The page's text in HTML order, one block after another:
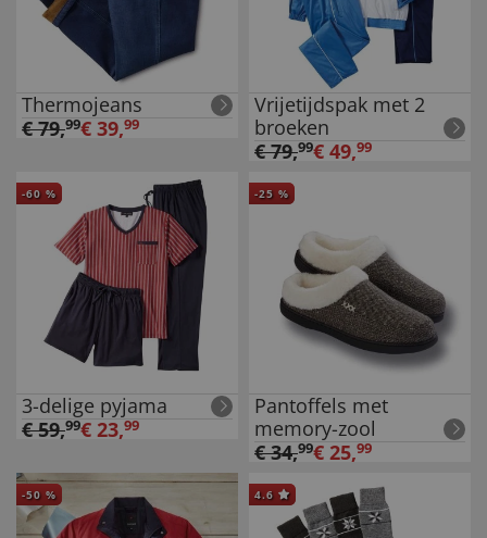
Thermojeans
€79,99€ 39,99
Vrijetijdspak met 2
broeken
€79,99€ 49,99
-60 %
3-delige pyjama
€59,99€ 23,99
-25 %
Pantoffels met
memory-zool
€34,99€ 25,99
-50 % 4.6